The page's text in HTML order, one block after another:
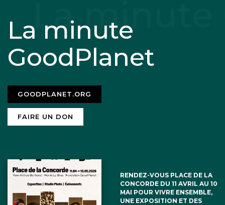
La minute
GoodPlanet
GOODPLANET.ORG
FAIRE UN DON
RENDEZ-VOUS PLACE DE LA
CONCORDE DU 11 AVRIL AU 10
MAI POUR VIVRE ENSEMBLE,
UNE EXPOSITION ET DES